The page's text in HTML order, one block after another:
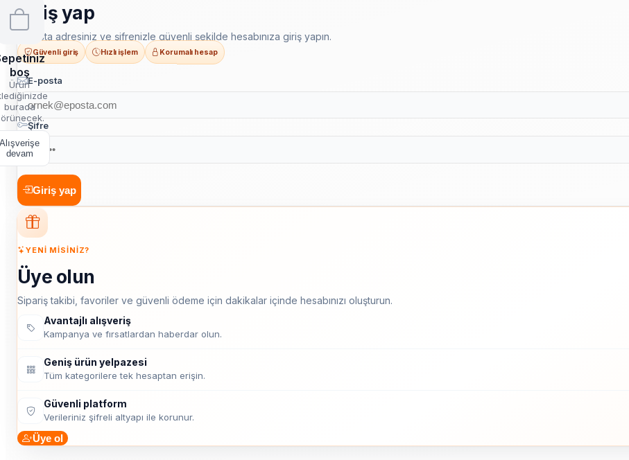
boş
Ürün
burada
Alışverişe
devam
Giriş yap
E-posta adresiniz ve şifrenizle güvenli şekilde hesabınıza giriş yapın.
Güvenli giriş Hızlı işlem Korumalı hesap
E-posta
Şifre
Giriş yap
YENI MISINIZ?
Üye olun
Sipariş takibi, favoriler ve güvenli ödeme için dakikalar içinde hesabınızı oluşturun.
Avantajlı alışveriş
Kampanya ve fırsatlardan haberdar olun.
Geniş ürün yelpazesi
Tüm kategorilere tek hesaptan erişin.
Güvenli platform
Verileriniz şifreli altyapı ile korunur.
Üye ol